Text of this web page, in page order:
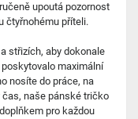
upoutá pozornost
čtyřnohému příteli.
střizích, aby dokonale
maximální
nosíte do práce, na
čas, naše pánské tričko
pro každou